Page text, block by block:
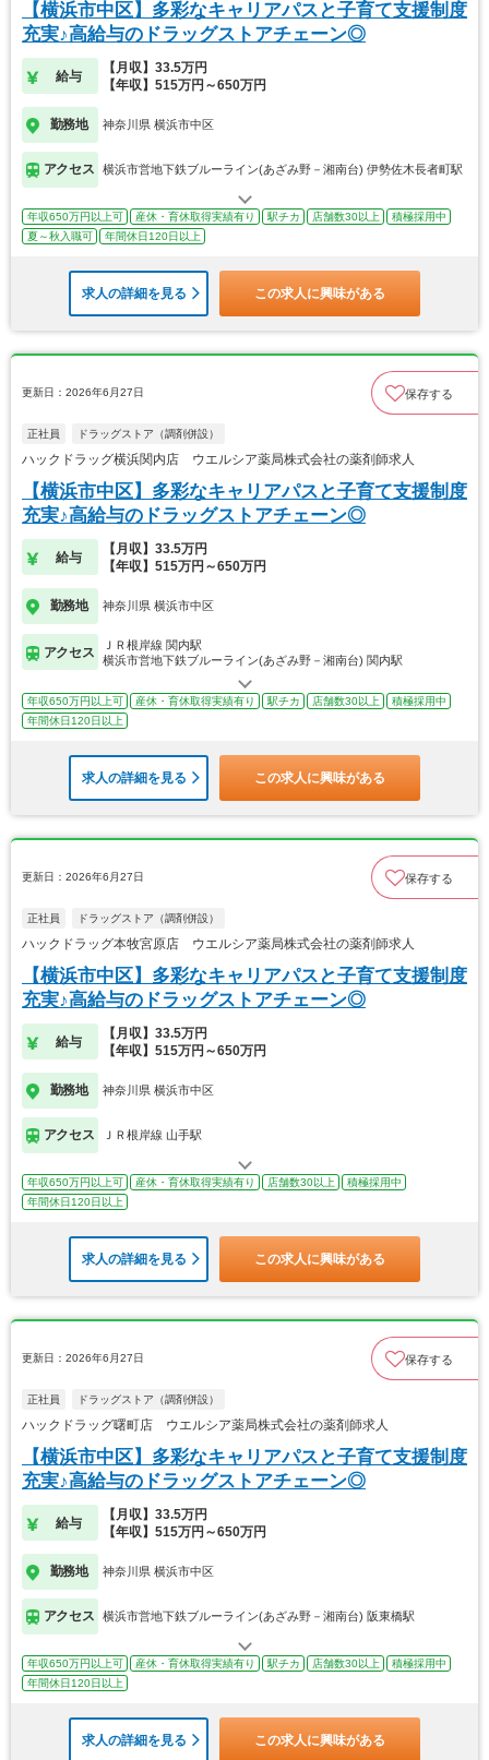
【横浜市中区】多彩なキャリアパスと子育て支援制度
充実♪高給与のドラッグストアチェーン◎
給与
【月収】33.5万円
【年収】515万円～650万円
勤務地 神奈川県 横浜市中区
アクセス 横浜市営地下鉄ブルーライン(あざみ野－湘南台) 伊勢佐木長者町駅
年収650万円以上可 産休・育休取得実績有り 駅チカ 店舗数30以上
積極採用中
夏～秋入職可
年間休日120日以上
求人の詳細を見る この求人に興味がある
更新日：2026年6月27日 保存する
正社員 ドラッグストア（調剤併設）
ハックドラッグ横浜関内店 ウエルシア薬局株式会社の薬剤師求人
【横浜市中区】多彩なキャリアパスと子育て支援制度
充実♪高給与のドラッグストアチェーン◎
給与
【月収】33.5万円
【年収】515万円～650万円
勤務地 神奈川県 横浜市中区
アクセス
ＪＲ根岸線 関内駅
横浜市営地下鉄ブルーライン(あざみ野－湘南台) 関内駅
年収650万円以上可 産休・育休取得実績有り 駅チカ 店舗数30以上
積極採用中
年間休日120日以上
求人の詳細を見る この求人に興味がある
更新日：2026年6月27日 保存する
正社員 ドラッグストア（調剤併設）
ハックドラッグ本牧宮原店 ウエルシア薬局株式会社の薬剤師求人
【横浜市中区】多彩なキャリアパスと子育て支援制度
充実♪高給与のドラッグストアチェーン◎
給与
【月収】33.5万円
【年収】515万円～650万円
勤務地 神奈川県 横浜市中区
アクセス ＪＲ根岸線 山手駅
年収650万円以上可 産休・育休取得実績有り 店舗数30以上
積極採用中
年間休日120日以上
求人の詳細を見る この求人に興味がある
更新日：2026年6月27日 保存する
正社員 ドラッグストア（調剤併設）
ハックドラッグ曙町店 ウエルシア薬局株式会社の薬剤師求人
【横浜市中区】多彩なキャリアパスと子育て支援制度
充実♪高給与のドラッグストアチェーン◎
給与
【月収】33.5万円
【年収】515万円～650万円
勤務地 神奈川県 横浜市中区
アクセス 横浜市営地下鉄ブルーライン(あざみ野－湘南台) 阪東橋駅
年収650万円以上可 産休・育休取得実績有り 駅チカ 店舗数30以上
積極採用中
年間休日120日以上
求人の詳細を見る この求人に興味がある